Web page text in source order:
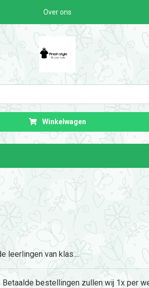
Over ons
Winkelwagen
leerlingen van klas....
bestellingen zullen wij 1x per